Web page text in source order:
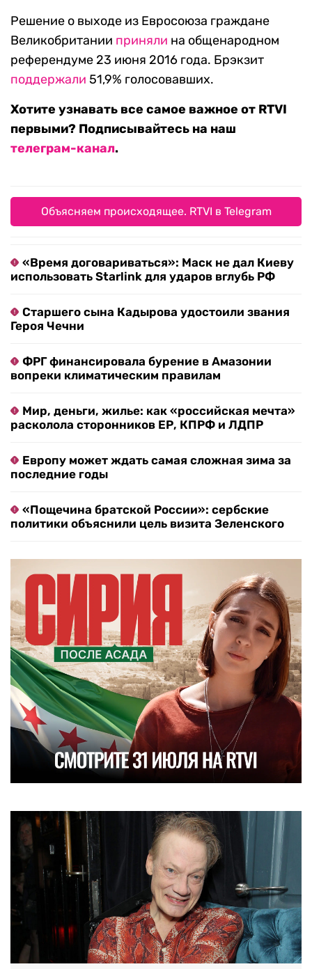
Решение о выходе из Евросоюза граждане
Великобритании приняли на общенародном
референдуме 23 июня 2016 года. Брэкзит
поддержали 51,9% голосовавших.
Хотите узнавать все самое важное от RTVI
первыми? Подписывайтесь на наш
телеграм-канал.
Объясняем происходящее. RTVI в Telegram
«Время договариваться»: Маск не дал Киеву
использовать Starlink для ударов вглубь РФ
Старшего сына Кадырова удостоили звания
Героя Чечни
ФРГ финансировала бурение в Амазонии
вопреки климатическим правилам
Мир, деньги, жилье: как «российская мечта»
расколола сторонников ЕР, КПРФ и ЛДПР
Европу может ждать самая сложная зима за
последние годы
«Пощечина братской России»: сербские
политики объяснили цель визита Зеленского